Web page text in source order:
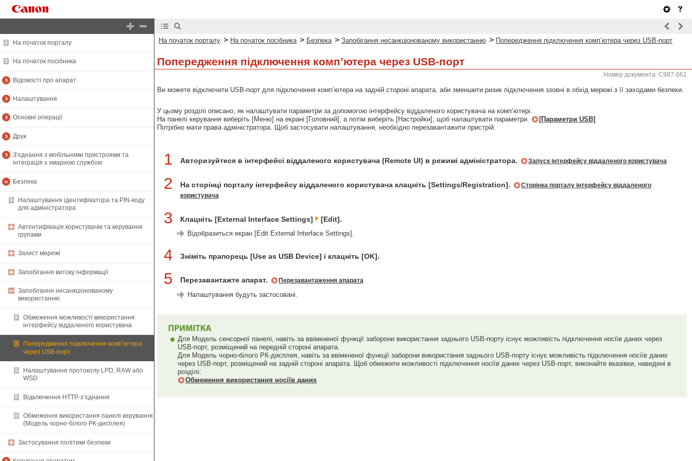
На початок порталу
На початок посібника
Відомості про апарат
Налаштування
Основні операції
Друк
З’єднання з мобільними пристроями та
інтеграція з хмарною службою
Безпека
Налаштування ідентифікатора та PIN-коду
для адміністратора
Автентифікація користувачів та керування
групами
Захист мережі
Запобігання витоку інформації
Запобігання несанкціонованому
використанню
Обмеження можливості використання
інтерфейсу віддаленого користувача
Попередження підключення комп’ютера
через USB-порт
Налаштування протоколу LPD, RAW або
WSD
Відключення HTTP-з’єднання
Обмеження використання панелі керування
(Модель чорно-білого РК-дисплея)
Застосування політики безпеки
На початок порталу > На початок посібника > Безпека > Запобігання несанкціонованому використанню > Попередження підключення комп’ютера через USB-порт
Попередження підключення комп’ютера через USB-порт
Номер документа: C987-061
Ви можете відключити USB-порт для підключення комп’ютера на задній стороні апарата, аби зменшити ризик підключення ззовні в обхід мережі з її заходами безпеки.
У цьому розділі описано, як налаштувати параметри за допомогою інтерфейсу віддаленого користувача на комп’ютері.
На панелі керування виберіть [Меню] на екрані [Головний], а потім виберіть [Настройки], щоб налаштувати параметри.
[Параметри USB]
Потрібно мати права адміністратора. Щоб застосувати налаштування, необхідно перезавантажити пристрій.
1 Авторизуйтеся в інтерфейсі віддаленого користувача (Remote UI) в режимі адміністратора. Запуск інтерфейсу віддаленого користувача
2 На сторінці порталу інтерфейсу віддаленого користувача клацніть [Settings/Registration].
Сторінка порталу інтерфейсу віддаленого
користувача
3 Клацніть [External Interface Settings] [Edit].
Відобразиться екран [Edit External Interface Settings].
4 Зніміть прапорець [Use as USB Device] і клацніть [OK].
5 Перезавантажте апарат. Перезавантаження апарата
Налаштування будуть застосовані.
Для Модель сенсорної панелі, навіть за ввімкненої функції заборони використання заднього USB-порту існує можливість підключення носіїв даних через
USB-порт, розміщений на передній стороні апарата.
Для Модель чорно-білого РК-дисплея, навіть за ввімкненої функції заборони використання заднього USB-порту існує можливість підключення носіїв даних
через USB-порт, розміщений на задній стороні апарата. Щоб обмежити можливості підключення носіїв даних через USB-порт, виконайте вказівки, наведені в
розділі:
Обмеження використання носіїв даних